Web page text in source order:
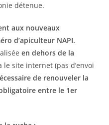
détenue.
aux nouveaux
d’apiculteur NAPI.
en dehors de la
le site internet (pas d’envoi
de renouveler la
entre le 1er